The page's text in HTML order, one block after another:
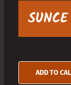
SUNCE
ADD TO